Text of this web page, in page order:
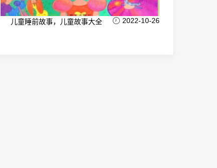
儿童睡前故事，儿童故事大全 2022-10-26